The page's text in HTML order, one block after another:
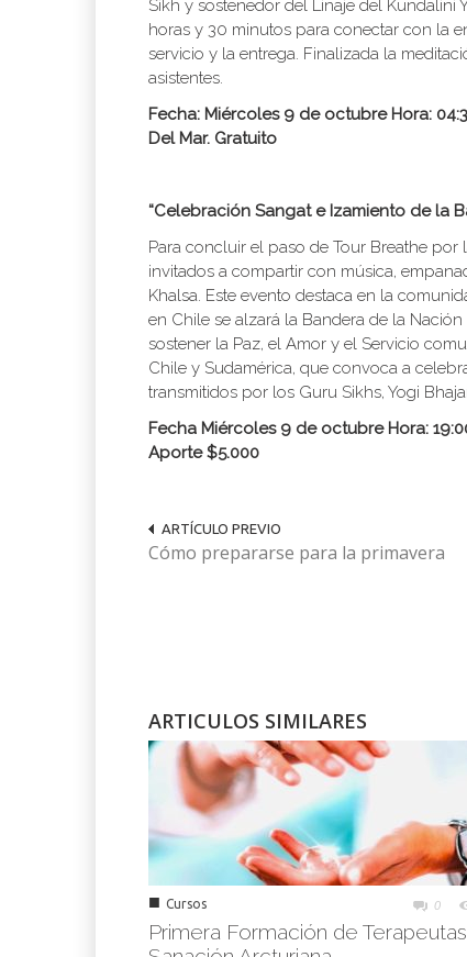
Sikh y sostenedor del Linaje del Kundalini
horas y 30 minutos para conectar con la
servicio y la entrega. Finalizada la
asistentes.
Fecha: Miércoles 9 de octubre Hora:
Del Mar. Gratuito
“Celebración Sangat e Izamiento de la
Para concluir el paso de Tour Breathe
invitados a compartir con música,
Khalsa. Este evento destaca en la
en Chile se alzará la Bandera de la
sostener la Paz, el Amor y el Servicio
Chile y Sudamérica, que convoca a
transmitidos por los Guru Sikhs, Yogi
Fecha Miércoles 9 de octubre Hora:
Aporte $5.000
ARTÍCULO PREVIO
Cómo prepararse para la primavera
ARTICULOS SIMILARES
■ Cursos 0
Primera Formación de